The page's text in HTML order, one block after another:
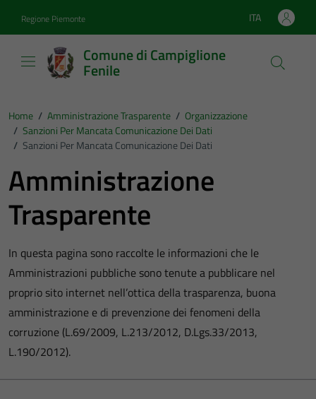
Regione Piemonte Lingua attiva:
ITA
Comune di Campiglione
Fenile
Home / Amministrazione Trasparente / Organizzazione
/ Sanzioni Per Mancata Comunicazione Dei Dati
/ Sanzioni Per Mancata Comunicazione Dei Dati
Amministrazione
Trasparente
In questa pagina sono raccolte le informazioni che le
Amministrazioni pubbliche sono tenute a pubblicare nel
proprio sito internet nell’ottica della trasparenza, buona
amministrazione e di prevenzione dei fenomeni della
corruzione (L.69/2009, L.213/2012, D.Lgs.33/2013,
L.190/2012).